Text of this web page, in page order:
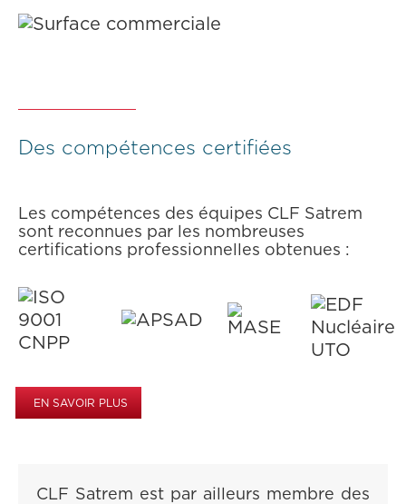
Des compétences certifiées
Les compétences des équipes CLF Satrem
sont reconnues par les nombreuses
certifications professionnelles obtenues :
EN SAVOIR PLUS
CLF Satrem est par ailleurs membre des